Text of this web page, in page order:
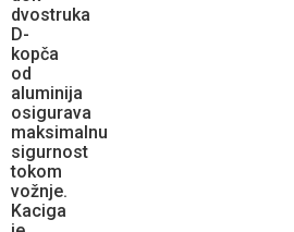
dvostruka
D-
kopča
od
aluminija
osigurava
maksimalnu
sigurnost
tokom
vožnje.
Kaciga